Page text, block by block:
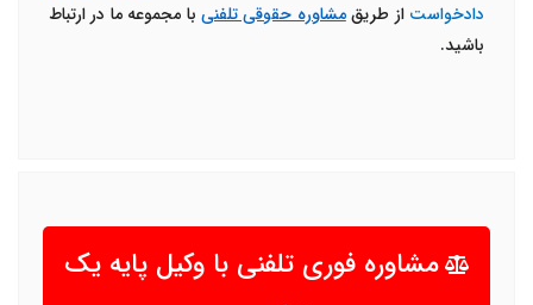
دادخواست از طریقمشاوره حقوقی تلفنی با مجموعه ما در ارتباط
باشید.
مشاوره فوری تلفنی با وکیل پایه یک